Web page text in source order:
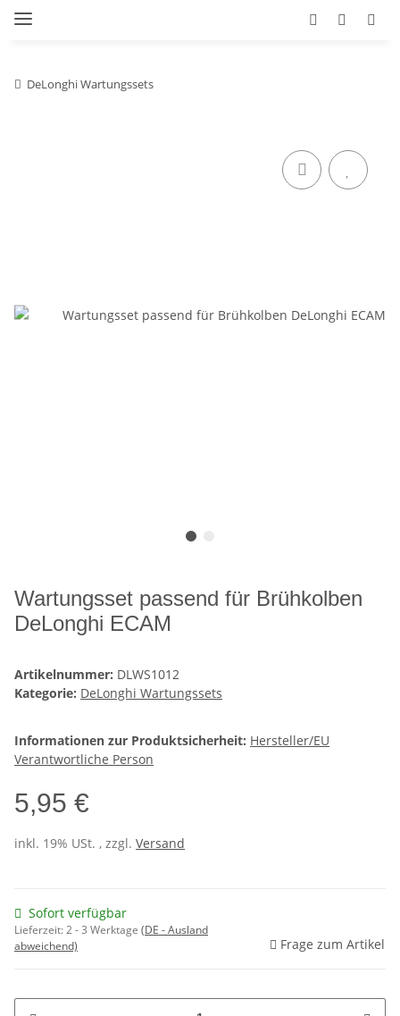
DeLonghi Wartungssets
Wartungsset passend für Brühkolben
DeLonghi ECAM
Artikelnummer: DLWS1012
Kategorie: DeLonghi Wartungssets
Informationen zur Produktsicherheit: Hersteller/EU
Verantwortliche Person
5,95 €
inkl. 19% USt. , zzgl. Versand
Sofort verfügbar
Lieferzeit:2 - 3 Werktage (DE - Ausland
abweichend)
Frage zum Artikel